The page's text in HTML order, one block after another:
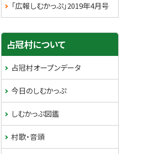
「広報しむかっぷ」2019年4月号
占冠村について
占冠村オープンデータ
今日のしむかっぷ
しむかっぷ図鑑
村歌・音頭